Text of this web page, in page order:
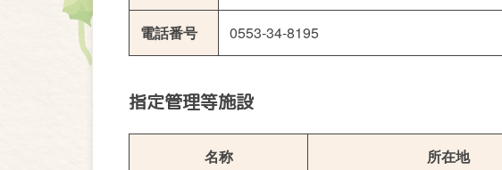
電話番号 0553-34-8195
指定管理等施設
名称 所在地